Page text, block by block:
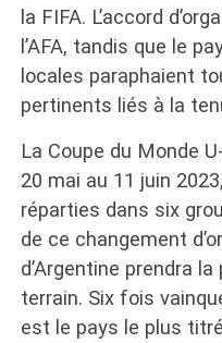
la FIFA. L’accord
l’AFA, tandis que le
locales paraphaient
pertinents liés à la
La Coupe du Monde
20 mai au 11 juin
réparties dans six
de ce changement
d’Argentine prendra
terrain. Six fois
est le pays le plus